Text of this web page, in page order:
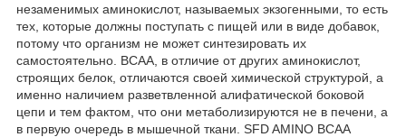
незаменимых аминокислот, называемых экзогенными, то есть
тех, которые должны поступать с пищей или в виде добавок,
потому что организм не может синтезировать их
самостоятельно. ВСАА, в отличие от других аминокислот,
строящих белок, отличаются своей химической структурой, а
именно наличием разветвленной алифатической боковой
цепи и тем фактом, что они метаболизируются не в печени, а
в первую очередь в мышечной ткани. SFD AMINO BCAA